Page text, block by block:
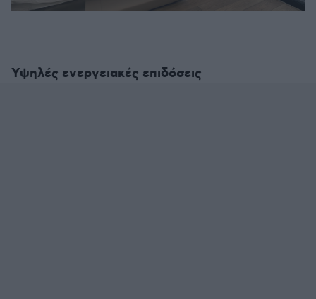
Υψηλές ενεργειακές επιδόσεις